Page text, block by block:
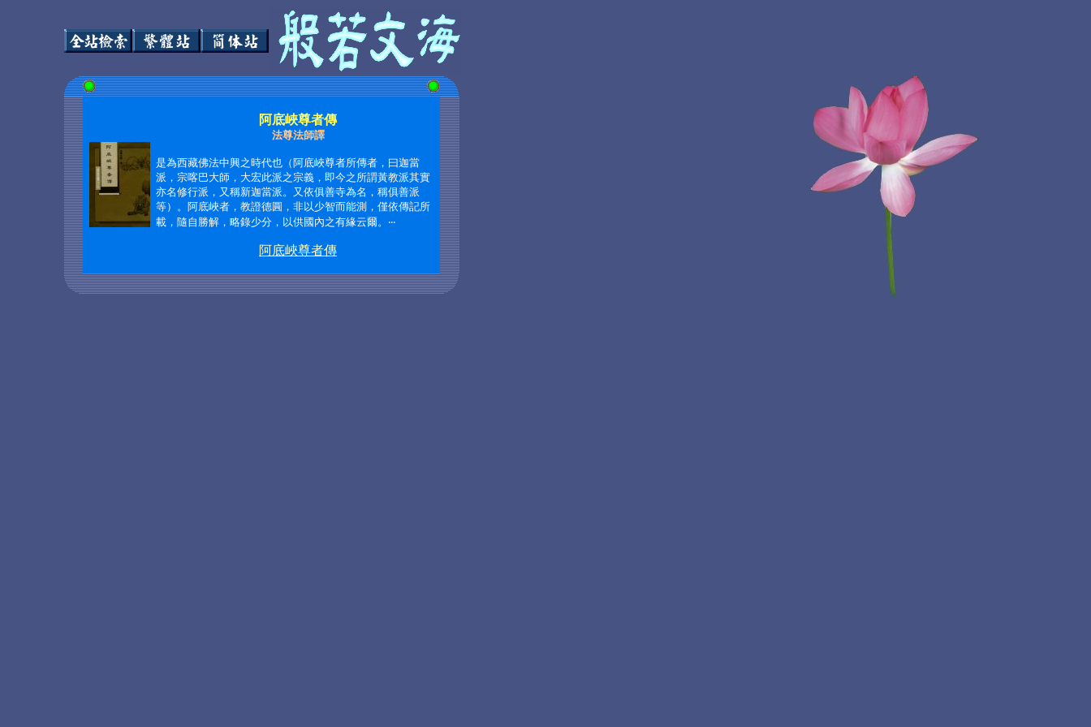
阿底峽尊者傳
法尊法師譯
是為西藏佛法中興之時代也（阿底峽尊者所傳者，曰迦當
派，宗喀巴大師，大宏此派之宗義，即今之所謂黃教派其實
亦名修行派，又稱新迦當派。又依俱善寺為名，稱俱善派
等）。阿底峽者，教證德圓，非以少智而能測，僅依傳記所
載，隨自勝解，略錄少分，以供國內之有緣云爾。 ‧‧‧
阿底峽尊者傳